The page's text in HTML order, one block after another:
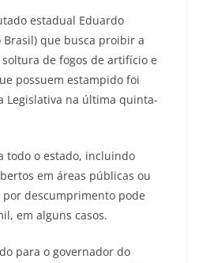
estadual Eduardo
Brasil) que busca proibir a
de fogos de artifício e
possuem estampido foi
Legislativa na última quinta-
todo o estado, incluindo
em áreas públicas ou
descumprimento pode
em alguns casos.
para o governador do